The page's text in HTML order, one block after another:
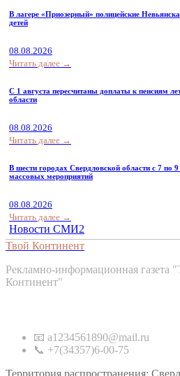
В лагере «Приозерный» полицейские
детей
08.08.2026
Читать далее →
С 1 августа пересчитаны доплаты к пенсиям
области
08.08.2026
Читать далее →
В шести городах Свердловской области с 7 по 9
массовых мероприятий
08.08.2026
Читать далее →
Новости СМИ2
Твой Континент
Рекламно-информационная газета
Континент"
📧 a1234561890@mail.ru
📞 +7(34357)6-00-75
Территория распространения: